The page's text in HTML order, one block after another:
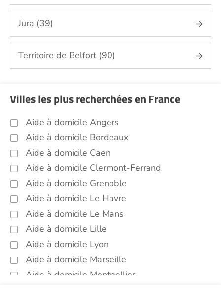
Sorties (promenades, rendez-vous
médicaux...) Doubs (25)
Promenade animaux de compagnie Doubs
(25)
Soins esthétiques Doubs (25)
Voir toutes les aides à domicile dans le Doubs
(25)
Jura (39)
Territoire de Belfort (90)
Villes les plus recherchées en France
Aide à domicile Angers
Aide à domicile Bordeaux
Aide à domicile Caen
Aide à domicile Clermont-Ferrand
Aide à domicile Grenoble
Aide à domicile Le Havre
Aide à domicile Le Mans
Aide à domicile Lille
Aide à domicile Lyon
Aide à domicile Marseille
Aide à domicile Montpellier